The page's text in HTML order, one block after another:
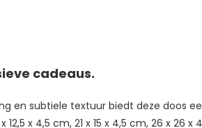
cadeaus.
en subtiele textuur biedt deze doos
x 4,5 cm, 21 x 15 x 4,5 cm, 26 x 26 x